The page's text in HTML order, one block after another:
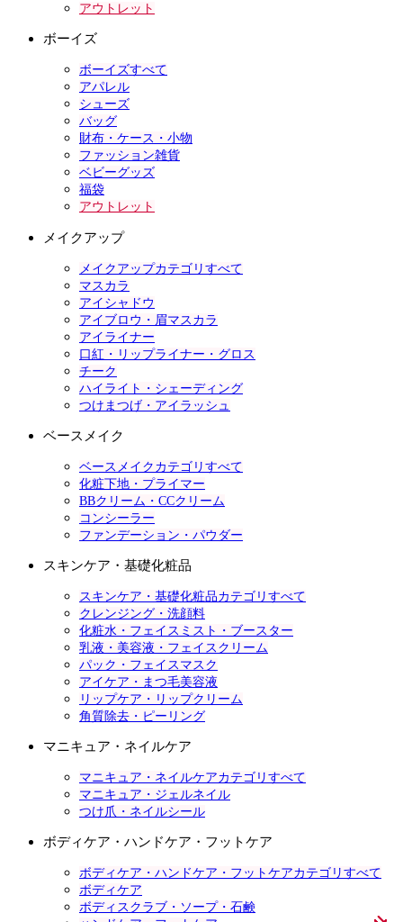
アウトレット
ボーイズ
ボーイズすべて
アパレル
シューズ
バッグ
財布・ケース・小物
ファッション雑貨
ベビーグッズ
福袋
アウトレット
メイクアップ
メイクアップカテゴリすべて
マスカラ
アイシャドウ
アイブロウ・眉マスカラ
アイライナー
口紅・リップライナー・グロス
チーク
ハイライト・シェーディング
つけまつげ・アイラッシュ
ベースメイク
ベースメイクカテゴリすべて
化粧下地・プライマー
BBクリーム・CCクリーム
コンシーラー
ファンデーション・パウダー
スキンケア・基礎化粧品
スキンケア・基礎化粧品カテゴリすべて
クレンジング・洗顔料
化粧水・フェイスミスト・ブースター
乳液・美容液・フェイスクリーム
パック・フェイスマスク
アイケア・まつ毛美容液
リップケア・リップクリーム
角質除去・ピーリング
マニキュア・ネイルケア
マニキュア・ネイルケアカテゴリすべて
マニキュア・ジェルネイル
つけ爪・ネイルシール
ボディケア・ハンドケア・フットケア
ボディケア・ハンドケア・フットケアカテゴリすべて
ボディケア
ボディスクラブ・ソープ・石鹸